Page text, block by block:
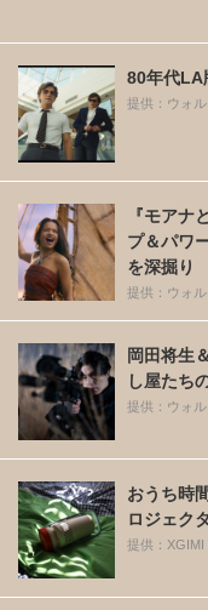
80年代LA
提供：ウォ
『モアナ
プ＆パワ
を深掘り
提供：ウォ
岡田将生
し屋たち
提供：ウォ
おうち時
ロジェク
提供：XGIMI